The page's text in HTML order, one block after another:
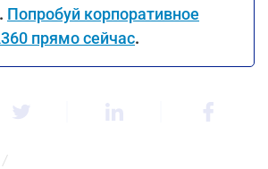
Попробуй корпоративное
прямо сейчас.
/